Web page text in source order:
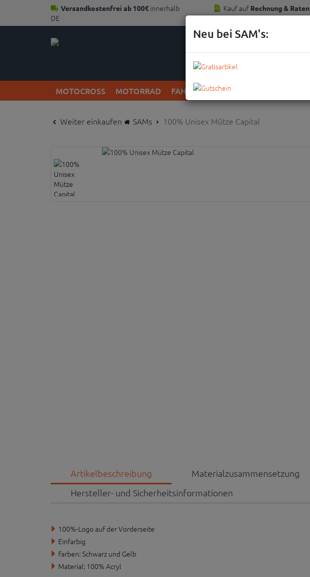
Versandkostenfrei ab 100€ innerhalb
DE
Kauf auf Rechnung & Raten
MOTOCROSS MOTORRAD FAHRRAD KOMPLETTRÄDER
Weiter einkaufen SAMs 100% Unisex Mütze Capital
Artikelbeschreibung Materialzusammensetzung
Hersteller- und Sicherheitsinformationen
100%-Logo auf der Vorderseite
Einfarbig
Farben: Schwarz und Gelb
Material: 100% Acryl
Neu bei SAM's: